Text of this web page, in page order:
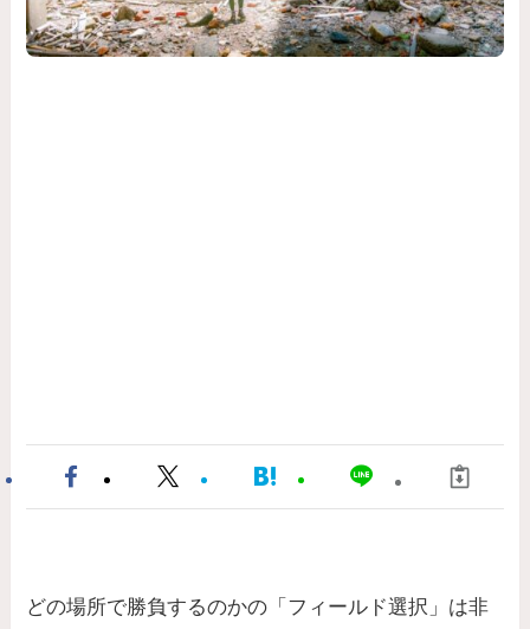
どの場所で勝負するのかの「フィールド選択」は非